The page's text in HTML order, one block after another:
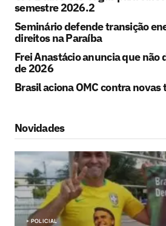
semestre 2026.2
Seminário defende transição
direitos na Paraíba
Frei Anastácio anuncia que não
de 2026
Brasil aciona OMC contra novas
Novidades
POLICIAL